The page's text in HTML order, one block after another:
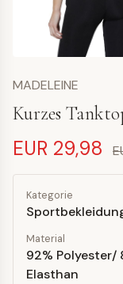
MADELEINE
Kurzes
EUR 29,98
Kategorie
Material
92% Polyester/
Elasthan